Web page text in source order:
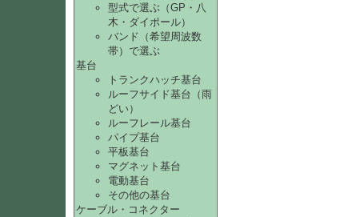
型式で選ぶ（GP・八
木・ダイポール）
バンド（希望周波数
帯）で選ぶ
基台
トランクハッチ基台
ルーフサイド基台（雨
どい）
ルーフレール基台
パイプ基台
平板基台
マグネット基台
電動基台
その他の基台
ケーブル・コネクター